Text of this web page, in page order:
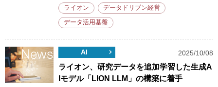
ライオン データドリブン経営
データ活用基盤
AI 2025/10/08
ライオン、研究データを追加学習した生成A
Iモデル「LION LLM」の構築に着手